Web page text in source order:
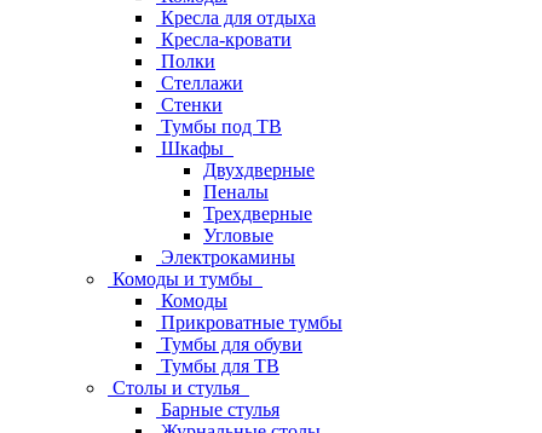
Кресла для отдыха
Кресла-кровати
Полки
Стеллажи
Стенки
Тумбы под ТВ
Шкафы
Двухдверные
Пеналы
Трехдверные
Угловые
Электрокамины
Комоды и тумбы
Комоды
Прикроватные тумбы
Тумбы для обуви
Тумбы для ТВ
Столы и стулья
Барные стулья